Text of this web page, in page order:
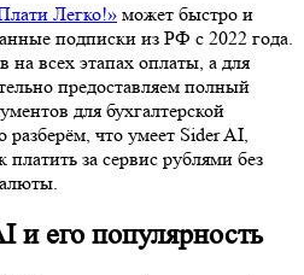
Легко!» может быстро и
подписки из РФ с 2022 года.
всех этапах оплаты, а для
предоставляем полный
для бухгалтерской
что умеет Sider AI,
за сервис рублями без
и его популярность